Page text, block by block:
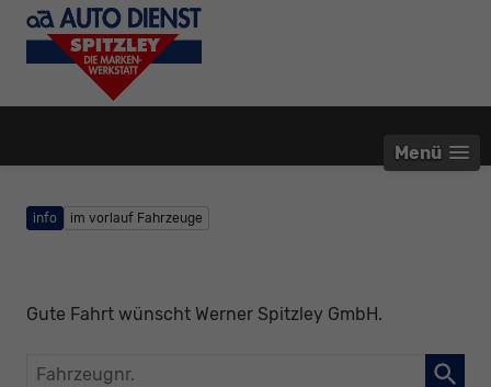
Menü
info im vorlauf Fahrzeuge
Gute Fahrt wünscht Werner Spitzley GmbH.
Fahrzeugnr.